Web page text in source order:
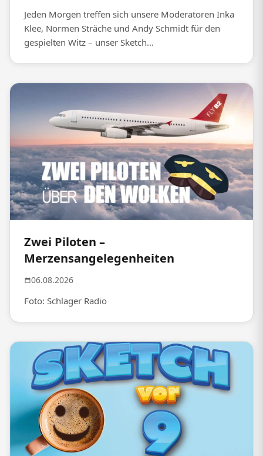
Jeden Morgen treffen sich unsere Moderatoren Inka
Klee, Normen Sträche und Andy Schmidt für den
gespielten Witz – unser Sketch...
Zwei Piloten –
Merzensangelegenheiten
06.08.2026
Foto: Schlager Radio